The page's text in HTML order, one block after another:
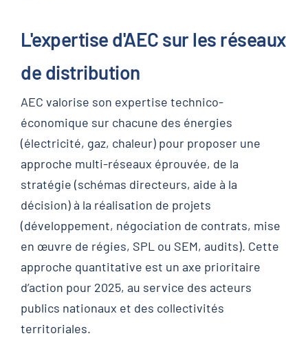
L'expertise d'AEC sur les réseaux
de distribution
AEC valorise son expertise technico-
économique sur chacune des énergies
(électricité, gaz, chaleur) pour proposer une
approche multi-réseaux éprouvée, de la
stratégie (schémas directeurs, aide à la
décision) à la réalisation de projets
(développement, négociation de contrats, mise
en œuvre de régies, SPL ou SEM, audits). Cette
approche quantitative est un axe prioritaire
d’action pour 2025, au service des acteurs
publics nationaux et des collectivités
territoriales.